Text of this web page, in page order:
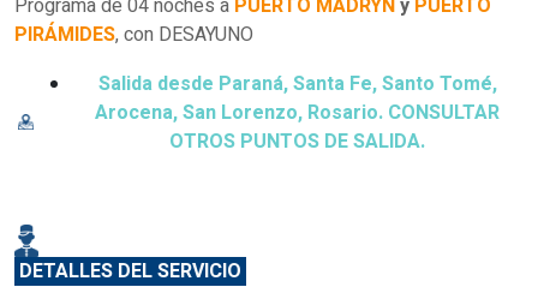
Programa de 04 noches a PUERTO MADRYNy PUERTO
PIRÁMIDES, con DESAYUNO
Salida desde Paraná, Santa Fe, Santo Tomé,
Arocena, San Lorenzo, Rosario. CONSULTAR
OTROS PUNTOS DE SALIDA.
DETALLES DEL SERVICIO